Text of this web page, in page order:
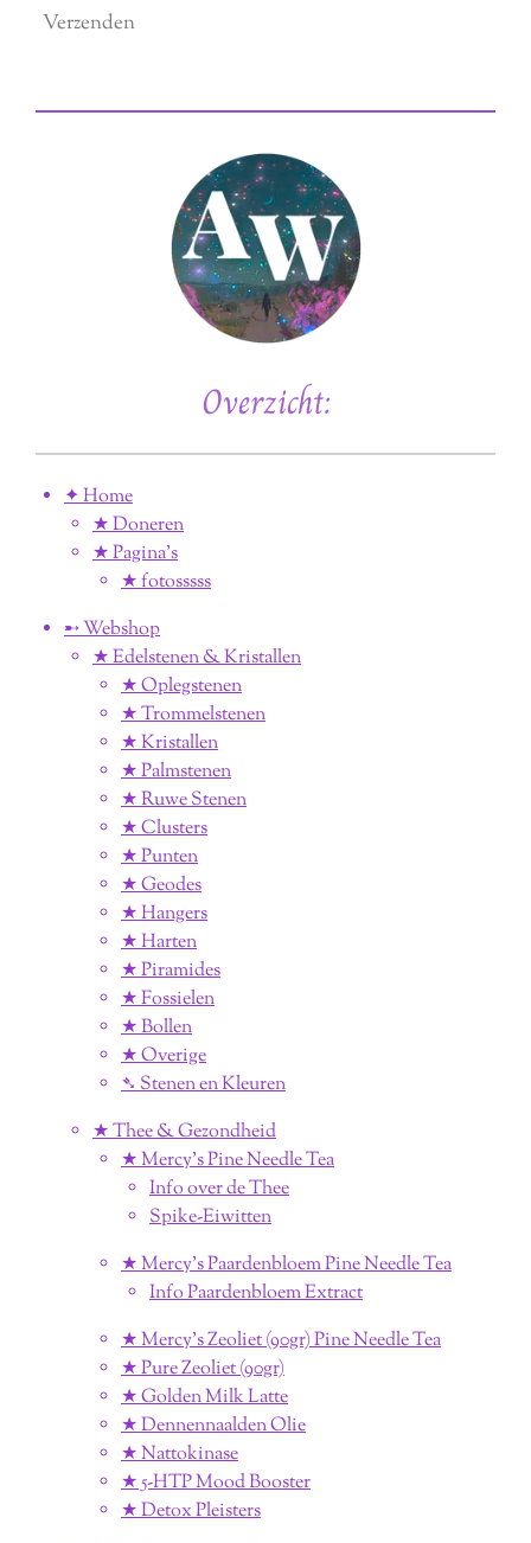
Verzenden
Overzicht:
✦ Home
★ Doneren
★ Pagina’s
★ fotosssss
➸ Webshop
★ Edelstenen & Kristallen
★ Oplegstenen
★ Trommelstenen
★ Kristallen
★ Palmstenen
★ Ruwe Stenen
★ Clusters
★ Punten
★ Geodes
★ Hangers
★ Harten
★ Piramides
★ Fossielen
★ Bollen
★ Overige
➴ Stenen en Kleuren
★ Thee & Gezondheid
★ Mercy's Pine Needle Tea
Info over de Thee
Spike-Eiwitten
★ Mercy's Paardenbloem Pine Needle Tea
Info Paardenbloem Extract
★ Mercy's Zeoliet (90gr) Pine Needle Tea
★ Pure Zeoliet (90gr)
★ Golden Milk Latte
★ Dennennaalden Olie
★ Nattokinase
★ 5-HTP Mood Booster
★ Detox Pleisters